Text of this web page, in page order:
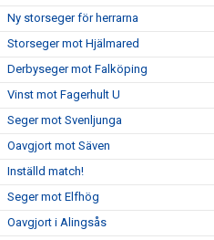
Ny storseger för herrarna
Storseger mot Hjälmared
Derbyseger mot Falköping
Vinst mot Fagerhult U
Seger mot Svenljunga
Oavgjort mot Säven
Inställd match!
Seger mot Elfhög
Oavgjort i Alingsås